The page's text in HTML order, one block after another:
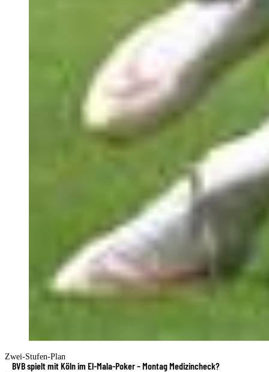
Zwei-Stufen-Plan
BVB spielt mit Köln im El-Mala-Poker – Montag Medizincheck?